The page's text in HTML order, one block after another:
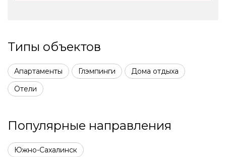
Типы объектов
Апартаменты Глэмпинги
Дома отдыха
Отели
Популярные направления
Южно-Сахалинск